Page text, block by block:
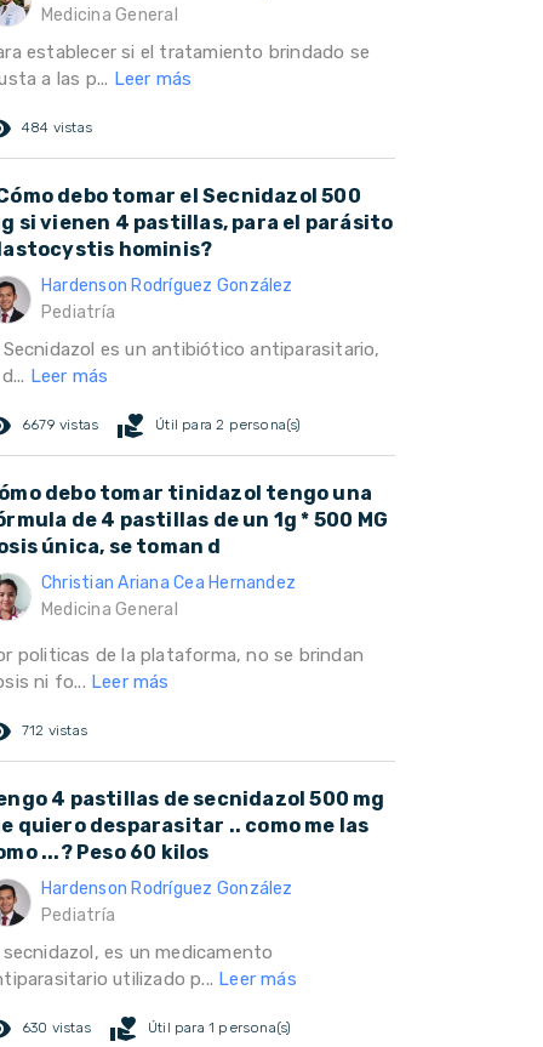
Medicina General
establecer si el tratamiento brindado se
a las p... Leer más
484 vistas
debo tomar el Secnidazol 500
si vienen 4 pastillas, para el parásito
hominis?
Hardenson Rodríguez González
Pediatría
Secnidazol es un antibiótico antiparasitario,
Leer más
6679 vistas volunteer_activism Útil para 2 persona(s)
debo tomar tinidazol tengo una
de 4 pastillas de un 1g * 500 MG
única, se toman d
Christian Ariana Cea Hernandez
Medicina General
politicas de la plataforma, no se brindan
ni fo... Leer más
712 vistas
4 pastillas de secnidazol 500 mg
quiero desparasitar .. como me las
...? Peso 60 kilos
Hardenson Rodríguez González
Pediatría
secnidazol, es un medicamento
utilizado p... Leer más
630 vistas volunteer_activism Útil para 1 persona(s)